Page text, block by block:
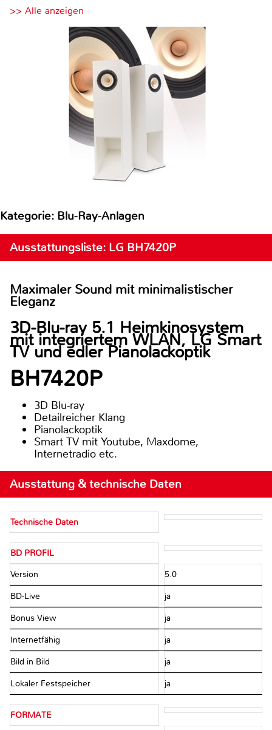
>> Alle anzeigen
Kategorie: Blu-Ray-Anlagen
Ausstattungsliste: LG BH7420P
Maximaler Sound mit minimalistischer
Eleganz
3D-Blu-ray 5.1 Heimkinosystem
mit integriertem WLAN, LG Smart
TV und edler Pianolackoptik
BH7420P
3D Blu-ray
Detailreicher Klang
Pianolackoptik
Smart TV mit Youtube, Maxdome,
Internetradio etc.
Ausstattung & technische Daten
Technische Daten
BD PROFIL
Version 5.0
BD-Live ja
Bonus View ja
Internetfähig ja
Bild in Bild ja
Lokaler Festspeicher ja
FORMATE